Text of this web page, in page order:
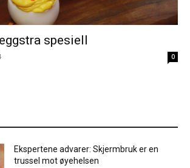
spesiell
0
Ekspertene advarer: Skjermbruk er en
trussel mot øyehelsen